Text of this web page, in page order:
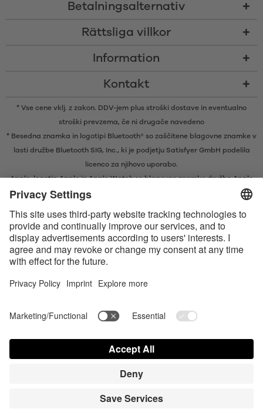
Betalningsalternativ
Rättsliga villkor
Information
Kontakt
* Vse cene vklj. z zakon. DDV-jem plus stroški dostave in eventualno
stroški prevzema, če ni drugače navedeno
* Besedna znamka in logotipi Bluetooth® so zaščitene blagovne znamke v
lasti družbe Bluetooth SIG, Inc., ki je podjetju Satisfyer GmbH podelila
licenco za njihovo uporabo.
Apple, logotip Apple in Apple Watch so blagovne znamke družbe Apple
Inc. Google Play in logotip Google Play sta blagovni znamki družbe
Apple, Apple-logotypen och Apple Watch är varumärken tillhörande
Apple Inc. Google Play och Google Play-logotypen är varumärken som
tillhör Google LLC.
Contact us today
Bruksanvisning Kontakt